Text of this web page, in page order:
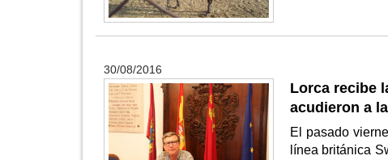
30/08/2016
Lorca recibe
acudieron a
El pasado
línea británica